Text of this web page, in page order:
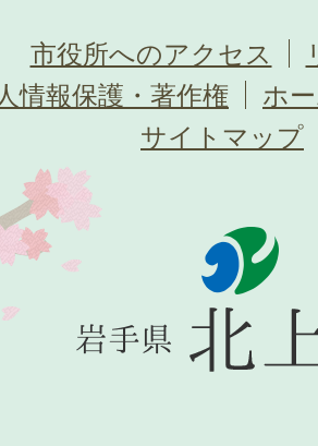
市役所へのアクセス
情報保護・著作権
ホ
サイトマップ